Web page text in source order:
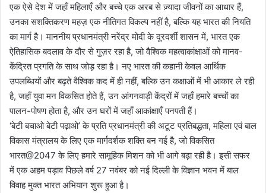
एक ऐसे देश में जहाँ महिलाएँ और बच्चे एक अरब से ज़्यादा जीवनों का आधार हैं,
उनका सशक्तिकरण महज़ एक नीतिगत विकल्प नहीं है, बल्कि यह भारत की नियति
का मार्ग है। माननीय प्रधानमंत्री नरेंद्र मोदी के दूरदर्शी शासन में, भारत एक
ऐतिहासिक बदलाव के दौर से गुज़र रहा है, जो वैश्विक महत्वाकांक्षाओं को मानव-
केंद्रित प्रगति के साथ जोड़ रहा है। नए भारत की कहानी केवल आर्थिक
उपलब्धियों और बढ़ते वैश्विक कद में ही नहीं, बल्कि उन कक्षाओं में भी आकार ले रही
है, जहाँ युवा मन विकसित होते हैं, उन आंगनवाड़ी केंद्रों में जहाँ हमारे बच्चों का
पालन-पोषण होता है, और उन घरों में जहाँ आकांक्षाएँ पनपती हैं।
‘बेटी बचाओ बेटी पढ़ाओ’ के प्रति प्रधानमंत्री की अटूट प्रतिबद्धता, महिला एवं बाल
विकास मंत्रालय के लिए एक मार्गदर्शक शक्ति बन गई है, जो विकसित
भारत@2047 के लिए हमारे सामूहिक मिशन को भी आगे बढ़ा रही है। इसी सफर
में एक अहम पड़ाव पिछले वर्ष 27 नवंबर को नई दिल्ली के विज्ञान भवन में बाल
विवाह मुक्त भारत अभियान शुरू हुआ है।